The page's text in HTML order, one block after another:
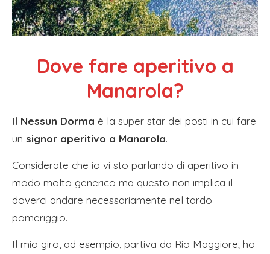
Dove fare aperitivo a
Manarola?
Il Nessun Dorma è la super star dei posti in cui fare
un signor aperitivo a Manarola.
Considerate che io vi sto parlando di aperitivo in
modo molto generico ma questo non implica il
doverci andare necessariamente nel tardo
pomeriggio.
Il mio giro, ad esempio, partiva da Rio Maggiore; ho